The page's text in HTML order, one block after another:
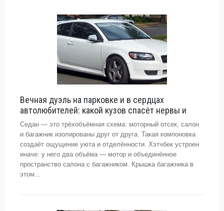
Вечная дуэль на парковке и в сердцах
автолюбителей: какой кузов спасёт нервы и
Седан — это трёхобъёмная схема: моторный отсек, салон
и багажник изолированы друг от друга. Такая компоновка
создаёт ощущение уюта и отделённости. Хэтчбек устроен
иначе: у него два объёма — мотор и объединённое
пространство салона с багажником. Крышка багажника в
этом...